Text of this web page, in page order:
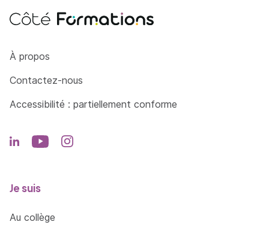
Côté Formations
À propos
Contactez-nous
Accessibilité : partiellement conforme
Je suis
Au collège